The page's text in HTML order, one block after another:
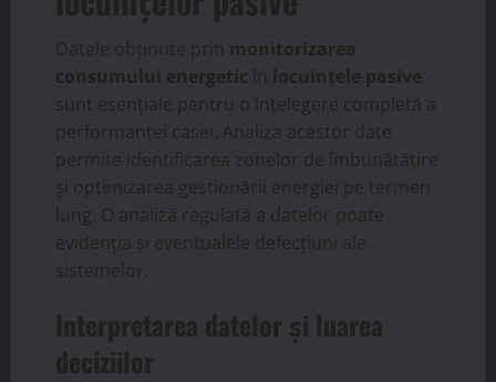
Datele obținute prin monitorizarea
consumului energetic în locuințele pasive
sunt esențiale pentru o înțelegere completă a
performanței casei. Analiza acestor date
permite identificarea zonelor de îmbunătățire
și optimizarea gestionării energiei pe termen
lung. O analiză regulată a datelor poate
evidenția și eventualele defecțiuni ale
sistemelor.
Interpretarea datelor și luarea
deciziilor